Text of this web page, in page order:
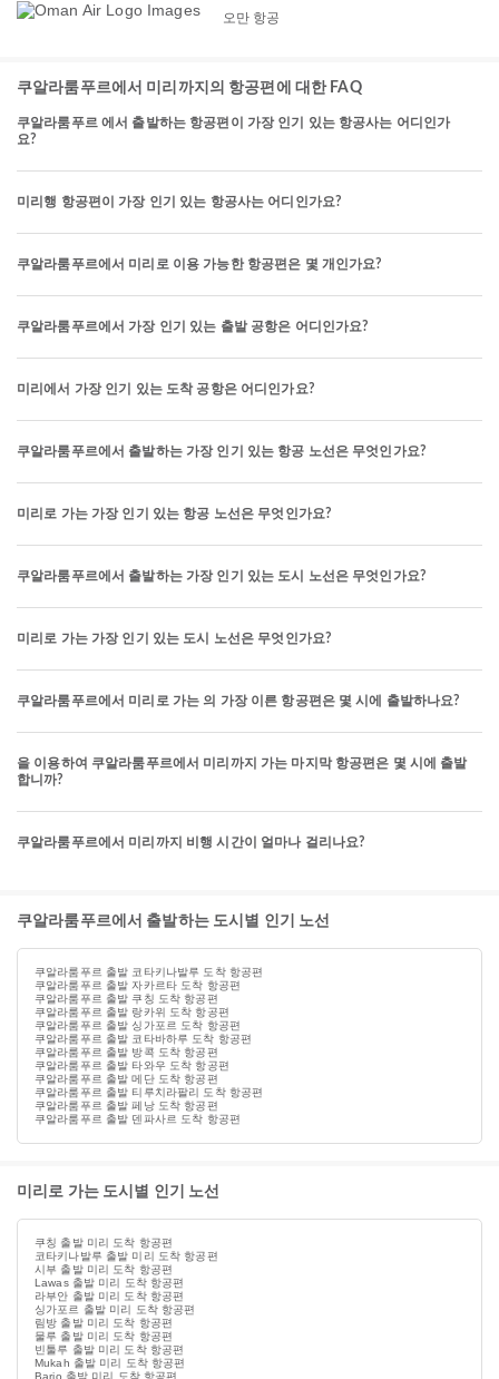
오만 항공
쿠알라룸푸르에서 미리까지의 항공편에 대한 FAQ
쿠알라룸푸르 에서 출발하는 항공편이 가장 인기 있는 항공사는 어디인가
요?
미리행 항공편이 가장 인기 있는 항공사는 어디인가요?
쿠알라룸푸르에서 미리로 이용 가능한 항공편은 몇 개인가요?
쿠알라룸푸르에서 가장 인기 있는 출발 공항은 어디인가요?
미리에서 가장 인기 있는 도착 공항은 어디인가요?
쿠알라룸푸르에서 출발하는 가장 인기 있는 항공 노선은 무엇인가요?
미리로 가는 가장 인기 있는 항공 노선은 무엇인가요?
쿠알라룸푸르에서 출발하는 가장 인기 있는 도시 노선은 무엇인가요?
미리로 가는 가장 인기 있는 도시 노선은 무엇인가요?
쿠알라룸푸르에서 미리로 가는 의 가장 이른 항공편은 몇 시에 출발하나요?
을 이용하여 쿠알라룸푸르에서 미리까지 가는 마지막 항공편은 몇 시에 출발
합니까?
쿠알라룸푸르에서 미리까지 비행 시간이 얼마나 걸리나요?
쿠알라룸푸르에서 출발하는 도시별 인기 노선
쿠알라룸푸르 출발 코타키나발루 도착 항공편
쿠알라룸푸르 출발 자카르타 도착 항공편
쿠알라룸푸르 출발 쿠칭 도착 항공편
쿠알라룸푸르 출발 랑카위 도착 항공편
쿠알라룸푸르 출발 싱가포르 도착 항공편
쿠알라룸푸르 출발 코타바하루 도착 항공편
쿠알라룸푸르 출발 방콕 도착 항공편
쿠알라룸푸르 출발 타와우 도착 항공편
쿠알라룸푸르 출발 메단 도착 항공편
쿠알라룸푸르 출발 티루치라팔리 도착 항공편
쿠알라룸푸르 출발 페낭 도착 항공편
쿠알라룸푸르 출발 덴파사르 도착 항공편
미리로 가는 도시별 인기 노선
쿠칭 출발 미리 도착 항공편
코타키나발루 출발 미리 도착 항공편
시부 출발 미리 도착 항공편
Lawas 출발 미리 도착 항공편
라부안 출발 미리 도착 항공편
싱가포르 출발 미리 도착 항공편
림방 출발 미리 도착 항공편
물루 출발 미리 도착 항공편
빈툴루 출발 미리 도착 항공편
Mukah 출발 미리 도착 항공편
Bario 출발 미리 도착 항공편